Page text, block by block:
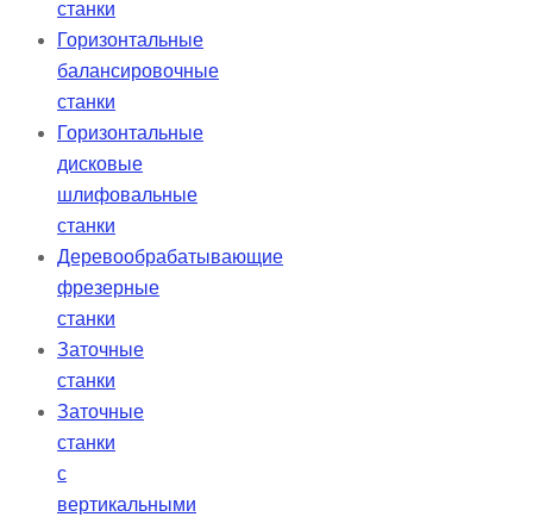
станки
Горизонтальные
балансировочные
станки
Горизонтальные
дисковые
шлифовальные
станки
Деревообрабатывающие
фрезерные
станки
Заточные
станки
Заточные
станки
с
вертикальными